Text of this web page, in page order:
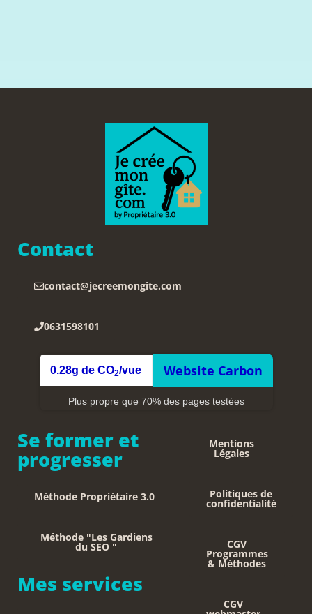
Contact
contact@jecreemongite.com
0631598101
0.28g de CO2/vue Website Carbon
Plus propre que 70% des pages testées
Se former et
progresser
Méthode Propriétaire 3.0
Méthode "Les Gardiens
du SEO "
Mes services
Mentions
Légales
Politiques de
confidentialité
CGV
Programmes
& Méthodes
CGV